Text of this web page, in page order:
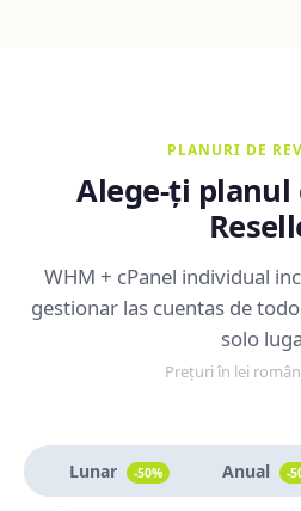
PLANURI DE
Alege-ți planul
WHM + cPanel individual
gestionar las cuentas de
solo
Prețuri în lei
Lunar -50% Anual -